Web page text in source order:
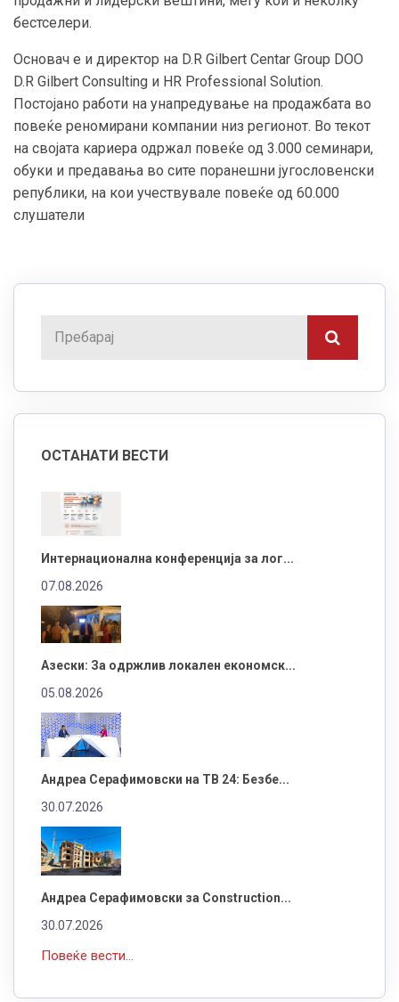
бестселери.
Основач е и директор на D.R Gilbert Centar Group DOO
D.R Gilbert Consulting и HR Professional Solution.
Постојано работи на унапредување на продажбата во
повеќе реномирани компании низ регионот. Во текот
на својата кариера одржал повеќе од 3.000 семинари,
обуки и предавања во сите поранешни југословенски
републики, на кои учествувале повеќе од 60.000
слушатели
ОСТАНАТИ ВЕСТИ
Интернационална конференција за лог...
07.08.2026
Азески: За одржлив локален економск...
05.08.2026
Андреа Серафимовски на ТВ 24: Безбе...
30.07.2026
Андреа Серафимовски за Construction...
30.07.2026
Повеќе вести...